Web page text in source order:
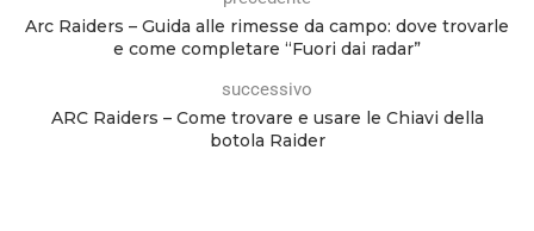
Arc Raiders – Guida alle rimesse da campo: dove trovarle
e come completare “Fuori dai radar”
successivo
ARC Raiders – Come trovare e usare le Chiavi della
botola Raider